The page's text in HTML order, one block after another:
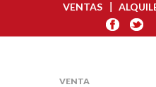
VENTAS
VENTA